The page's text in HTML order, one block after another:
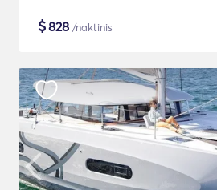
$828 /naktinis